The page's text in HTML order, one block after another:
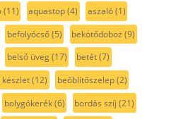
(11) aquastop(4) aszaló(1)
befolyócső(5) bekötődoboz (9)
belső üveg(17) betét(7)
(12) beőblítőszelep(2)
bolygókerék(6) bordás szíj (21)